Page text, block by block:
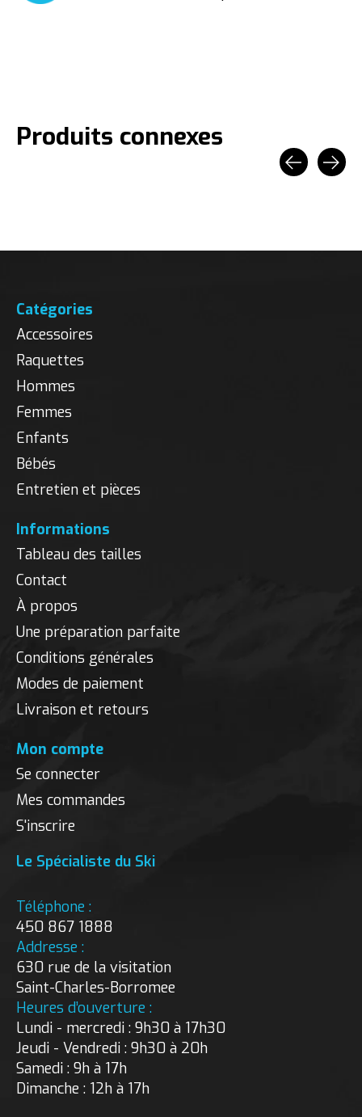
Produits connexes
Catégories
Accessoires
Raquettes
Hommes
Femmes
Enfants
Bébés
Entretien et pièces
Informations
Tableau des tailles
Contact
À propos
Une préparation parfaite
Conditions générales
Modes de paiement
Livraison et retours
Mon compte
Se connecter
Mes commandes
S'inscrire
Le Spécialiste du Ski
Téléphone :
450 867 1888
Addresse :
630 rue de la visitation
Saint-Charles-Borromee
Heures d’ouverture :
Lundi - mercredi : 9h30 à 17h30
Jeudi - Vendredi : 9h30 à 20h
Samedi : 9h à 17h
Dimanche : 12h à 17h